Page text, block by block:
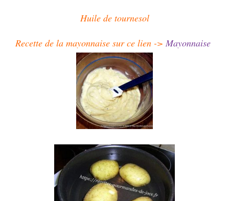
Huile de tournesol
Recette de la mayonnaise sur ce lien -> Mayonnaise